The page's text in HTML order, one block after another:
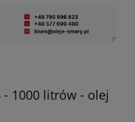
- 1000 litrów - olej